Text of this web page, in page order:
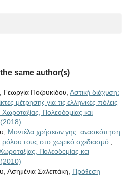
same author(s)
Γεωργία Ποζουκίδου, Αστική διάχυση:
μέτρησης για τις ελληνικές πόλεις
Χωροταξίας, Πολεοδομίας και
Μοντέλα χρήσεων γης: ανασκόπηση
ρόλου τους στο χωρικό σχεδιασμό
Πολεοδομίας και
Ασημένια Σαλεπάκη, Πρόθεση